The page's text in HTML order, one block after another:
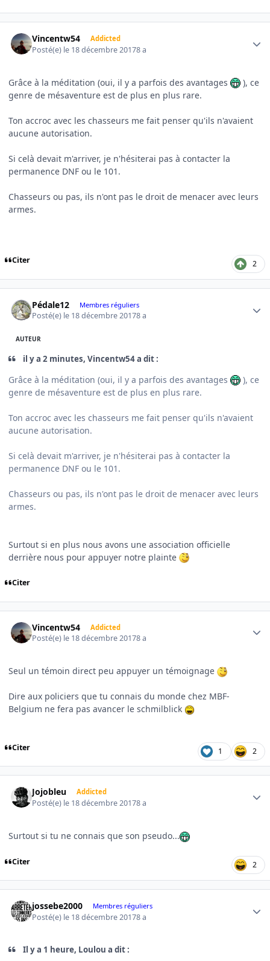
Vincentw54 Addicted
Posté(e) le 18 décembre 20178 a
Grâce à la méditation (oui, il y a parfois des avantages
), ce
genre de mésaventure est de plus en plus rare.
Ton accroc avec les chasseurs me fait penser qu'ils n'avaient
aucune autorisation.
Si celà devait m'arriver, je n'hésiterai pas à contacter la
permanence DNF ou le 101.
Chasseurs ou pas, ils n'ont pas le droit de menacer avec leurs
armes.
Citer 2
Pédale12 Membres réguliers
Posté(e) le 18 décembre 20178 a
AUTEUR
il y a 2 minutes, Vincentw54 a dit :
Grâce à la méditation (oui, il y a parfois des avantages
), ce
genre de mésaventure est de plus en plus rare.
Ton accroc avec les chasseurs me fait penser qu'ils n'avaient
aucune autorisation.
Si celà devait m'arriver, je n'hésiterai pas à contacter la
permanence DNF ou le 101.
Chasseurs ou pas, ils n'ont pas le droit de menacer avec leurs
armes.
Surtout si en plus nous avons une association officielle
derrière nous pour appuyer notre plainte
Citer
Vincentw54 Addicted
Posté(e) le 18 décembre 20178 a
Seul un témoin direct peu appuyer un témoignage
Dire aux policiers que tu connais du monde chez MBF-
Belgium ne fera pas avancer le schmilblick
Citer 1 2
Jojobleu Addicted
Posté(e) le 18 décembre 20178 a
Surtout si tu ne connais que son pseudo...
Citer 2
jossebe2000 Membres réguliers
Posté(e) le 18 décembre 20178 a
Il y a 1 heure, Loulou a dit :